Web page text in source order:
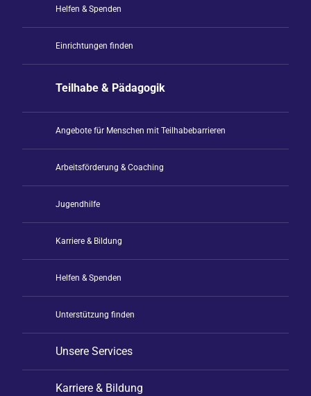
Helfen & Spenden
Einrichtungen finden
Teilhabe & Pädagogik
Angebote für Menschen mit Teilhabebarrieren
Arbeitsförderung & Coaching
Jugendhilfe
Karriere & Bildung
Helfen & Spenden
Unterstützung finden
Unsere Services
Karriere & Bildung